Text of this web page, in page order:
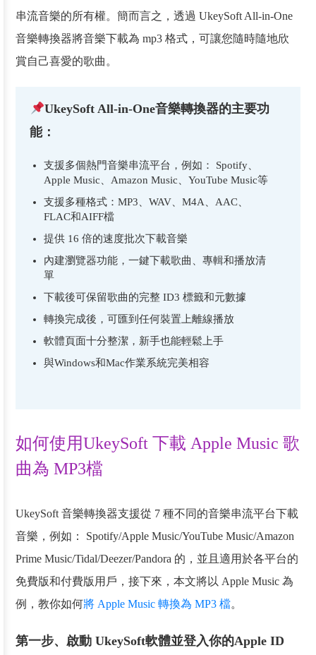
串流音樂的所有權。簡而言之，透過 UkeySoft All-in-One
音樂轉換器將音樂下載為 mp3 格式，可讓您隨時隨地欣
賞自己喜愛的歌曲。
UkeySoft All-in-One音樂轉換器的主要功
能：
支援多個熱門音樂串流平台，例如： Spotify、
Apple Music、Amazon Music、YouTube Music等
支援多種格式：MP3、WAV、M4A、AAC、
FLAC和AIFF檔
提供 16 倍的速度批次下載音樂
內建瀏覽器功能，一鍵下載歌曲、專輯和播放清
單
下載後可保留歌曲的完整 ID3 標籤和元數據
轉換完成後，可匯到任何裝置上離線播放
軟體頁面十分整潔，新手也能輕鬆上手
與Windows和Mac作業系統完美相容
如何使用UkeySoft 下載 Apple Music 歌
曲為 MP3檔
UkeySoft 音樂轉換器支援從 7 種不同的音樂串流平台下載
音樂，例如： Spotify/Apple Music/YouTube Music/Amazon
Prime Music/Tidal/Deezer/Pandora 的，並且適用於各平台的
免費版和付費版用戶，接下來，本文將以 Apple Music 為
例，教你如何將 Apple Music 轉換為 MP3 檔。
第一步、啟動 UkeySoft軟體並登入你的Apple ID